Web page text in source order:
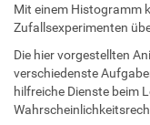
Mit einem Histogramm
Zufallsexperimenten
Die hier vorgestellten
verschiedenste
hilfreiche Dienste beim